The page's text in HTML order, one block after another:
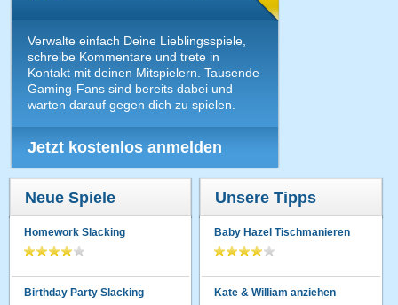
Verwalte einfach Deine Lieblingsspiele,
schreibe Kommentare und trete in
Kontakt mit deinen Mitspielern. Tausende
Gaming-Fans sind bereits dabei und
warten darauf gegen dich zu spielen.
Jetzt kostenlos anmelden
Neue Spiele
Homework Slacking
Birthday Party Slacking
Unsere Tipps
Baby Hazel Tischmanieren
Kate & William anziehen